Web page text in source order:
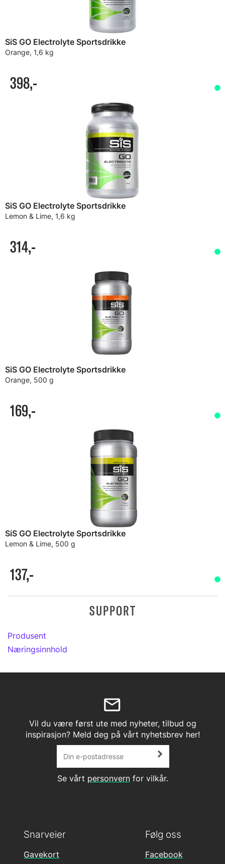
SiS GO Electrolyte Sportsdrikke
Orange, 1,6 kg
398,-
SiS GO Electrolyte Sportsdrikke
Lemon & Lime, 1,6 kg
314,-
SiS GO Electrolyte Sportsdrikke
Orange, 500 g
169,-
SiS GO Electrolyte Sportsdrikke
Lemon & Lime, 500 g
137,-
SUPPORT
Produsent
Næringsinnhold
Vil du være først ute med nyheter, tilbud og
inspirasjon? Meld deg på vårt nyhetsbrev her!
Se vårt personvernfor vilkår.
Følg oss
Facebook
Snarveier
Gavekort